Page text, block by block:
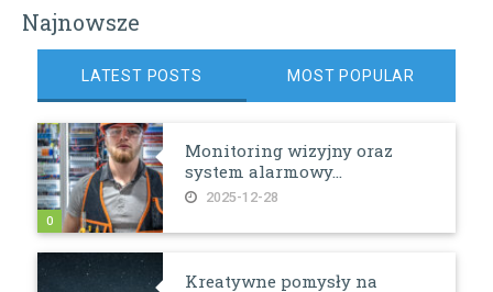
Najnowsze
LATEST POSTS MOST POPULAR
Monitoring wizyjny oraz
system alarmowy...
2025-12-28
0
Kreatywne pomysły na